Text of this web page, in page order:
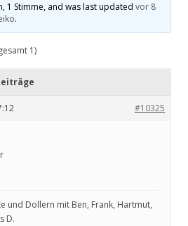
1 Stimme, and was last updatedvor 8
.
1)
#10325
und Dollern mit Ben, Frank, Hartmut,
D.